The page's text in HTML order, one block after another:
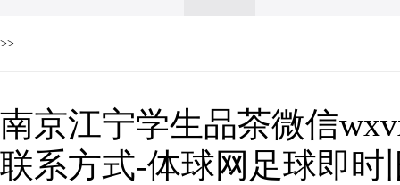
>>
南京江宁学生品茶微信
联系方式-体球网足球即时